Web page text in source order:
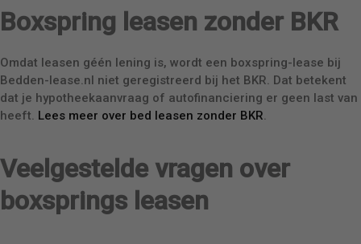
Boxspring leasen zonder BKR
Omdat leasen géén lening is, wordt een boxspring-lease bij
Bedden-lease.nl niet geregistreerd bij het BKR. Dat betekent
dat je hypotheekaanvraag of autofinanciering er geen last van
heeft. Lees meer over bed leasen zonder BKR.
Veelgestelde vragen over
boxsprings leasen